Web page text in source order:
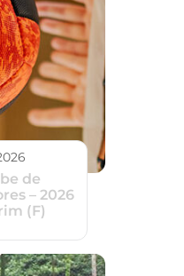
de
– 2026
(F)